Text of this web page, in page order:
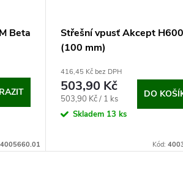
Beta
4005660.01
Střešní vpusť Akcept H600
(100 mm)
416,45 Kč bez DPH
503,90 Kč
Měrná
cena:
503,90 Kč / 1 ks
Skladem 13 ks
DO
Kód: